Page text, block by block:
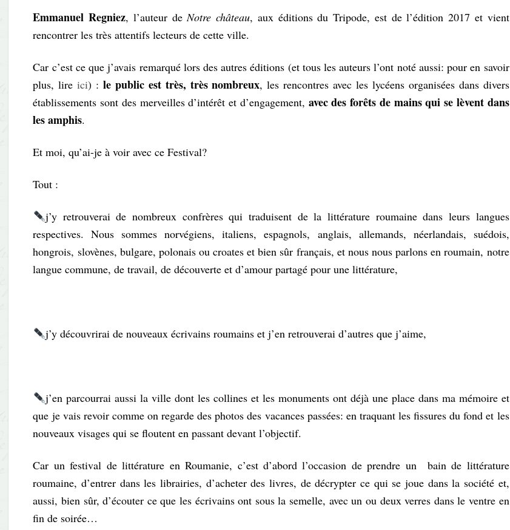
Emmanuel Regniez, l’auteur deNotre château, aux éditions du Tripode, est de l’édition 2017 et vient
rencontrer les très attentifs lecteurs de cette ville.
Car c’est ce que j’avais remarqué lors des autres éditions (et tous les auteurs l’ont noté aussi: pour en savoir
plus, lireici) : le public est très, très nombreux, les rencontres avec les lycéens ‍organisées dans divers
établissements sont des merveilles d’intérêt et d’engagement, avec des forêts de mains qui se lèvent dans
les amphis.
Et moi, qu’ai-je à voir avec ce Festival?
Tout :
j’y retrouverai de nombreux confrères qui traduisent de la littérature roumaine dans leurs langues
respectives. Nous sommes norvégiens, italiens, espagnols, anglais, allemands, néerlandais, suédois,
hongrois, slovènes, bulgare, polonais ou croates et bien sûr français, et nous nous parlons en roumain, notre
langue commune, de travail, de découverte et d’amour partagé pour une littérature,
j’y découvrirai de nouveaux écrivains roumains et j’en retrouverai d’autres que j’aime,
j’en parcourrai aussi la ville dont les collines et les monuments ont déjà une place dans ma mémoire et
que je vais revoir comme on regarde des photos des vacances passées: en traquant les fissures du fond et les
nouveaux visages qui se floutent en passant devant l’objectif.
Car un festival de littérature en Roumanie, c’est d’abord l’occasion de prendre un bain de littérature
roumaine, d’entrer dans les librairies, d’acheter des livres, de décrypter ce qui se joue dans la société et,
aussi, bien sûr, d’écouter ce que les écrivains ont sous la semelle, avec un ou deux verres dans le ventre en
fin de soirée…